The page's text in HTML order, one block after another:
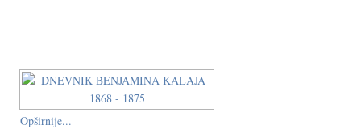
Opširnije...